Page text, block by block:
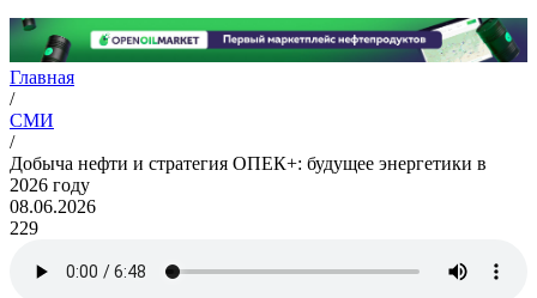
Главная
/
СМИ
/
Добыча нефти и стратегия ОПЕК+: будущее энергетики в
2026 году
08.06.2026
229